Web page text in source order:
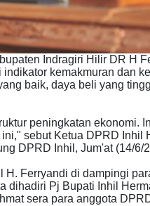
Indragiri Hilir DR H
kemakmuran dan
baik, daya beli yang
peningkatan ekonomi.
sebut Ketua DPRD Inhil
DPRD Inhil, Jum'at (14/6/
Ferryandi di dampingi
dihadiri Pj Bupati Inhil
sera para anggota